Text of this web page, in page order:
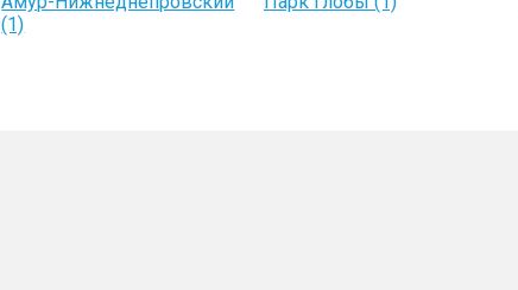
(1)